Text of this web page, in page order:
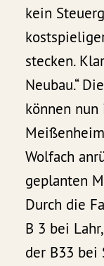
kein
stecken.
Neubau.“
können nun
Wolfach
geplanten
Durch die
B 3 bei
der B33 bei